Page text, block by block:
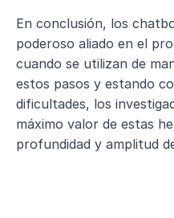
En conclusión, los
poderoso aliado en el
cuando se utilizan de
estos pasos y estando
dificultades, los
máximo valor de estas
profundidad y amplitud